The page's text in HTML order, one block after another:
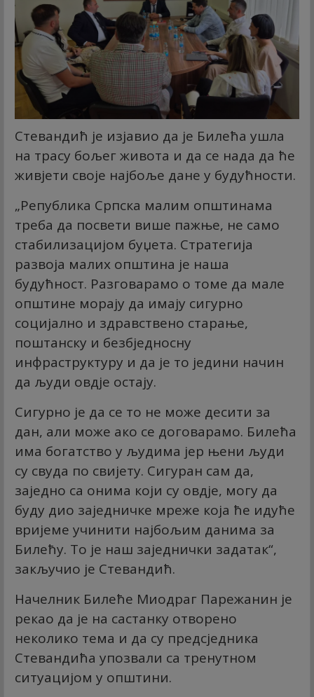
Стевандић је изјавио да је Билећа ушла
на трасу бољег живота и да се нада да ће
живјети своје најбоље дане у будућности.
„Република Српска малим општинама
треба да посвети више пажње, не само
стабилизацијом буџета. Стратегија
развоја малих општина је наша
будућност. Разговарамо о томе да мале
општине морају да имају сигурно
социјално и здравствено старање,
поштанску и безбједносну
инфраструктуру и да је то једини начин
да људи овдје остају.
Сигурно је да се то не може десити за
дан, али може ако се договарамо. Билећа
има богатство у људима јер њени људи
су свуда по свијету. Сигуран сам да,
заједно са онима који су овдје, могу да
буду дио заједничке мреже која ће идуће
вријеме учинити најбољим данима за
Билећу. То је наш заједнички задатак“,
закључио је Стевандић.
Начелник Билеће Миодраг Парежанин је
рекао да је на састанку отворено
неколико тема и да су предсједника
Стевандића упозвали са тренутном
ситуацијом у општини.